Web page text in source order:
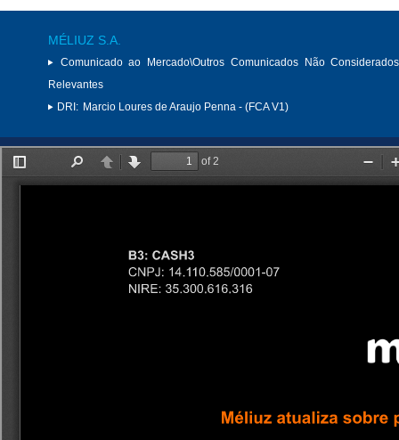
MÉLIUZ S.A.
Comunicado ao Mercado\Outros Comunicados Não
Relevantes
DRI: Marcio Loures de Araujo Penna - (FCA V1)